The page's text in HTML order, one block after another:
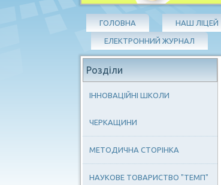
ГОЛОВНА НАШ ЛІЦЕЙ
ЕЛЕКТРОННИЙ ЖУРНАЛ
Розділи
ІННОВАЦІЙНІ ШКОЛИ
ЧЕРКАЩИНИ
МЕТОДИЧНА СТОРІНКА
НАУКОВЕ ТОВАРИСТВО "ТЕМП"